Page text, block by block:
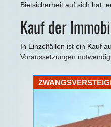
Bietsicherheit auf sich hat,
Kauf der
In Einzelfällen ist ein Kauf
Voraussetzungen